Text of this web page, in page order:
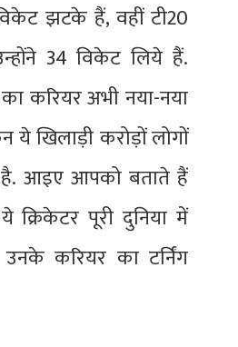
झटके हैं, वहीं टी20
34 विकेट लिये हैं.
करियर अभी नया-नया
खिलाड़ी करोड़ों लोगों
आइए आपको बताते हैं
पूरी दुनिया में
उनके करियर का टर्निंग